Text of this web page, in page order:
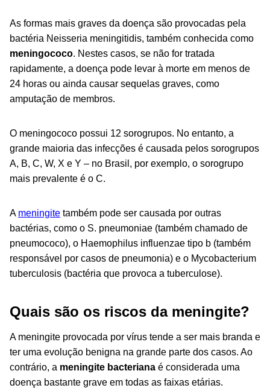
As formas mais graves da doença são provocadas pela
bactéria Neisseria meningitidis, também conhecida como
meningococo. Nestes casos, se não for tratada
rapidamente, a doença pode levar à morte em menos de
24 horas ou ainda causar sequelas graves, como
amputação de membros.
O meningococo possui 12 sorogrupos. No entanto, a
grande maioria das infecções é causada pelos sorogrupos
A, B, C, W, X e Y – no Brasil, por exemplo, o sorogrupo
mais prevalente é o C.
A meningite também pode ser causada por outras
bactérias, como o S. pneumoniae (também chamado de
pneumococo), o Haemophilus influenzae tipo b (também
responsável por casos de pneumonia) e o Mycobacterium
tuberculosis (bactéria que provoca a tuberculose).
Quais são os riscos da meningite?
A meningite provocada por vírus tende a ser mais branda e
ter uma evolução benigna na grande parte dos casos. Ao
contrário, a meningite bacteriana é considerada uma
doença bastante grave em todas as faixas etárias.